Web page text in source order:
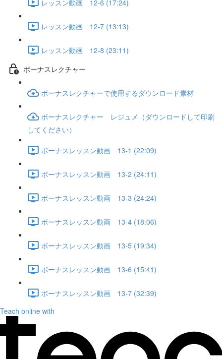
レッスン動画 12-6 (17:24)
レッスン動画 12-7 (13:13)
レッスン動画 12-8 (23:11)
ボーナスレクチャー
ボーナスレクチャーで使用するダウンロード素材
ボーナスレクチャー レジュメ（ダウンロードして印刷
してください）
ボーナスレッスン動画 13-1 (22:09)
ボーナスレッスン動画 13-2 (24:11)
ボーナスレッスン動画 13-3 (24:24)
ボーナスレッスン動画 13-4 (18:06)
ボーナスレッスン動画 13-5 (19:34)
ボーナスレッスン動画 13-6 (15:41)
ボーナスレッスン動画 13-7 (32:39)
Teach online with